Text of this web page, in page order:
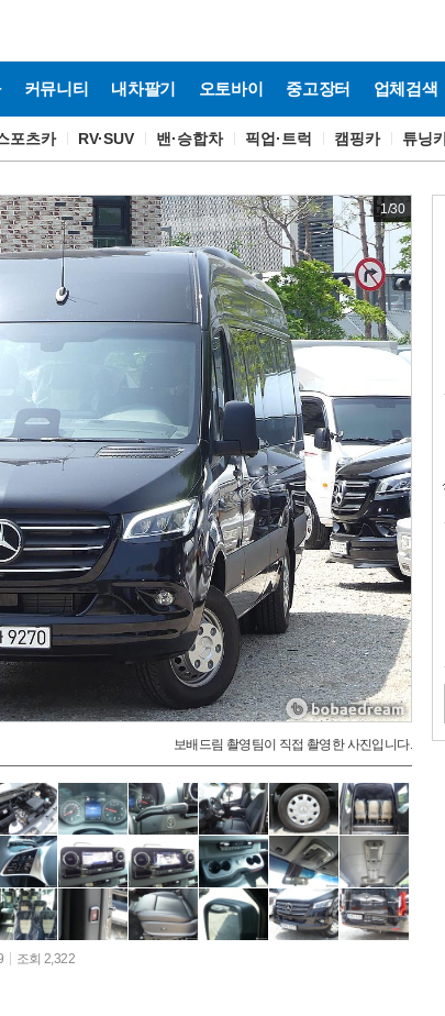
커뮤니티 내차팔기 오토바이 중고장터 업체검색
포츠카 RV·SUV 밴·승합차 픽업·트럭 캠핑카 튜닝
1/30
보배드림 촬영팀이 직접 촬영한 사진입니다.
조회 2,322